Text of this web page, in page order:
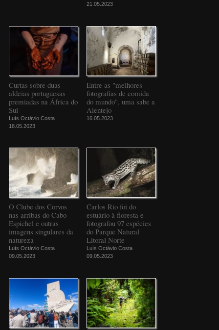
21.05.2023
Curtas sobre duas
aldeias portuguesas
premiadas na África do
Sul
Luís Octávio Costa
18.05.2023
Entre as "melhores
fotografias de comida
do mundo", uma sabe a
Alentejo
16.05.2023
O Clube dos Corvos
nas arribas do Cabo
Espichel e outras
imagens singulares da
natureza
Luís Octávio Costa
09.05.2023
Carlos Rio foi do
estuário à floresta e
fotografou 97 espécies
do Parque Natural
Litoral Norte
Luís Octávio Costa
09.05.2023